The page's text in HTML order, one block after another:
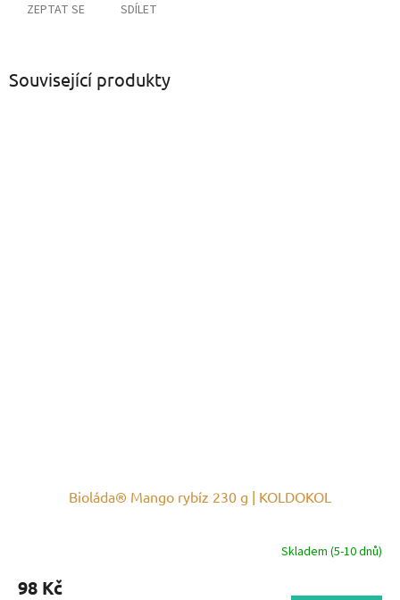
ZEPTAT SE SDÍLET
Související produkty
Bioláda® Mango rybíz 230 g | KOLDOKOL
Skladem (5-10 dnů)
98 Kč